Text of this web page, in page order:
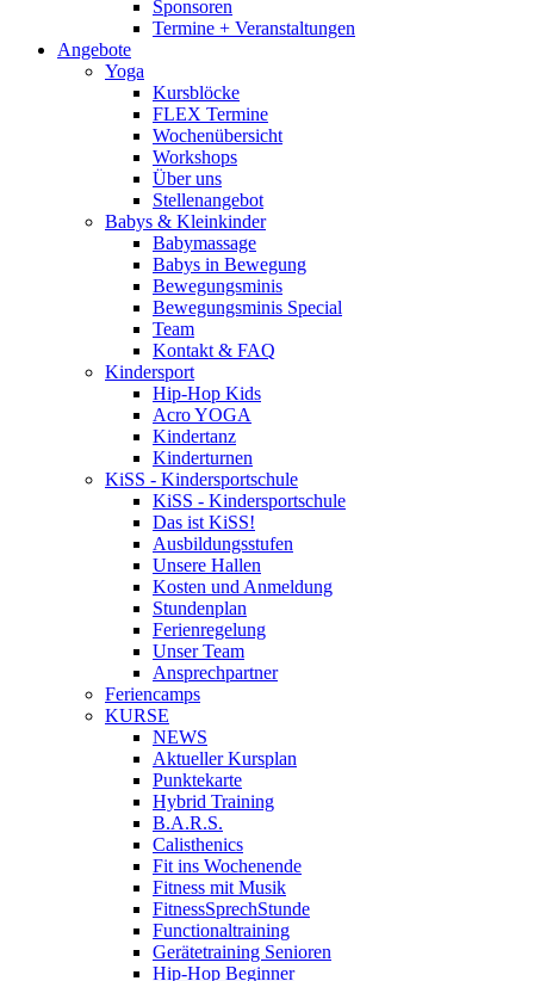
Sponsoren
Termine + Veranstaltungen
Angebote
Yoga
Kursblöcke
FLEX Termine
Wochenübersicht
Workshops
Über uns
Stellenangebot
Babys & Kleinkinder
Babymassage
Babys in Bewegung
Bewegungsminis
Bewegungsminis Special
Team
Kontakt & FAQ
Kindersport
Hip-Hop Kids
Acro YOGA
Kindertanz
Kinderturnen
KiSS - Kindersportschule
KiSS - Kindersportschule
Das ist KiSS!
Ausbildungsstufen
Unsere Hallen
Kosten und Anmeldung
Stundenplan
Ferienregelung
Unser Team
Ansprechpartner
Feriencamps
KURSE
NEWS
Aktueller Kursplan
Punktekarte
Hybrid Training
B.A.R.S.
Calisthenics
Fit ins Wochenende
Fitness mit Musik
FitnessSprechStunde
Functionaltraining
Gerätetraining Senioren
Hip-Hop Beginner